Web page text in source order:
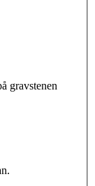
gravstenen